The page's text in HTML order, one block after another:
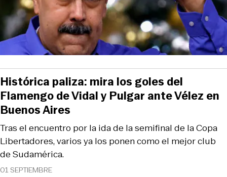
01 SEPTIEMBRE
Tras el encuentro por la ida de la semifinal de la Copa
Libertadores, varios ya los ponen como el mejor club
de Sudamérica.
Histórica paliza: mira los goles del
Flamengo de Vidal y Pulgar ante Vélez en
Buenos Aires